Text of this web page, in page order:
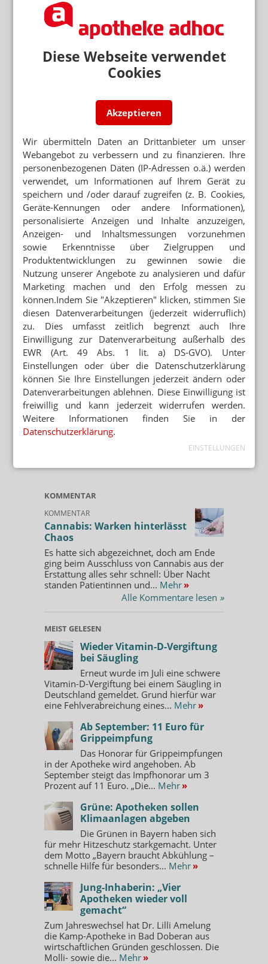
Diese Webseite verwendet
Cookies
Akzeptieren
Wir übermitteln Daten an Drittanbieter um unser
Webangebot zu verbessern und zu finanzieren. Ihre
personenbezogenen Daten (IP-Adressen o.ä.) werden
verwendet, um Informationen auf Ihrem Gerät zu
speichern und /oder darauf zugreifen (z. B. Cookies,
Geräte-Kennungen oder andere Informationen),
personalisierte Anzeigen und Inhalte anzuzeigen,
Anzeigen- und Inhaltsmessungen vorzunehmen
sowie Erkenntnisse über Zielgruppen und
Produktentwicklungen zu gewinnen sowie die
Nutzung unserer Angebote zu analysieren und dafür
Marketing machen und den Erfolg messen zu
können.Indem Sie "Akzeptieren" klicken, stimmen Sie
diesen Datenverarbeitungen (jederzeit widerruflich)
zu. Dies umfasst zeitlich begrenzt auch Ihre
Einwilligung zur Datenverarbeitung außerhalb des
EWR (Art. 49 Abs. 1 lit. a) DS-GVO). Unter
Einstellungen oder über die Datenschutzerklärung
können Sie Ihre Einstellungen jederzeit ändern oder
Datenverarbeitungen ablehnen. Diese Einwilligung ist
freiwillig und kann jederzeit widerrufen werden.
Weitere Informationen finden Sie in der
Datenschutzerklärung.
EINSTELLUNGEN
KOMMENTAR
KOMMENTAR
Cannabis: Warken hinterlässt
Chaos
Es hatte sich abgezeichnet, doch am Ende
ging beim Ausschluss von Cannabis aus der
Erstattung alles sehr schnell: Über Nacht
standen Patientinnen und... Mehr »
Alle Kommentare lesen »
MEIST GELESEN
Wieder Vitamin-D-Vergiftung
bei Säugling
Erneut wurde im Juli eine schwere
Vitamin-D-Vergiftung bei einem Säugling in
Deutschland gemeldet. Grund hierfür war
eine Fehlverabreichung eines... Mehr »
Ab September: 11 Euro für
Grippeimpfung
Das Honorar für Grippeimpfungen
in der Apotheke wird angehoben. Ab
September steigt das Impfhonorar um 3
Prozent auf 11 Euro. „Die... Mehr »
Grüne: Apotheken sollen
Klimaanlagen abgeben
Die Grünen in Bayern haben sich
für mehr Hitzeschutz starkgemacht. Unter
dem Motto „Bayern braucht Abkühlung –
schnelle Hilfe für besonders... Mehr »
Jung-Inhaberin: „Vier
Apotheken wieder voll
gemacht“
Zum Jahreswechsel hat Dr. Lilli Amelung
die Kamp-Apotheke in Bad Doberan aus
wirtschaftlichen Gründen geschlossen. Die
Molli- sowie die... Mehr »